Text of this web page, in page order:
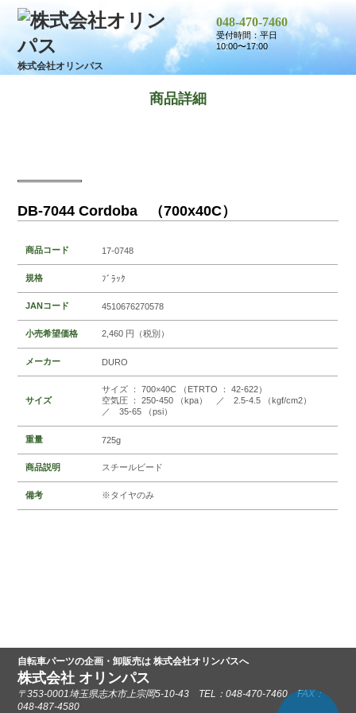
株式会社オリンパス
048-470-7460
受付時間：平日
10:00〜17:00
商品詳細
DB-7044 Cordoba （700x40C）
商品コード 17-0748
規格 ﾌﾞﾗｯｸ
JANコード 4510676270578
小売希望価格 2,460 円（税別）
メーカー DURO
サイズ
サイズ ： 700×40C （ETRTO ： 42-622）
空気圧 ： 250-450 （kpa） ／ 2.5-4.5 （kgf/cm2）
／ 35-65 （psi）
重量 725g
商品説明 スチールビード
備考 ※タイヤのみ
自転車パーツの企画・卸販売は 株式会社オリンパスへ
株式会社 オリンパス
〒353-0001埼玉県志木市上宗岡5-10-43 TEL：048-470-7460 FAX：
048-487-4580